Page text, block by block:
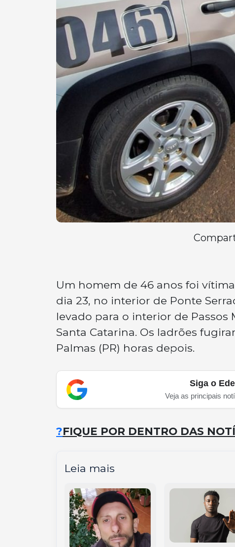
Um homem de 46 anos foi
dia 23, no interior de Ponte
levado para o interior de Passos
Santa Catarina. Os ladrões
Palmas (PR) horas depois.
Siga o
Veja as principais
?FIQUE POR DENTRO DAS
Leia mais